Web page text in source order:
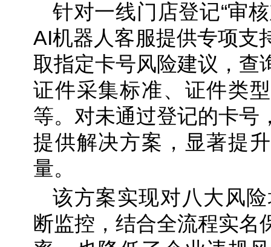
针对一线门店登记“审
AI机器人客服提供专项支
取指定卡号风险建议，查
证件采集标准、证件类
等。对未通过登记的卡号
提供解决方案，显著提
量。
该方案实现对八大风
断监控，结合全流程实名